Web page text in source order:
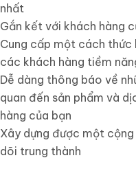
nhất
Gắn kết với khách hàng
Cung cấp một cách thức
các khách hàng tiềm
Dễ dàng thông báo về
quan đến sản phẩm và
hàng của bạn
Xây dựng được một
dõi trung thành